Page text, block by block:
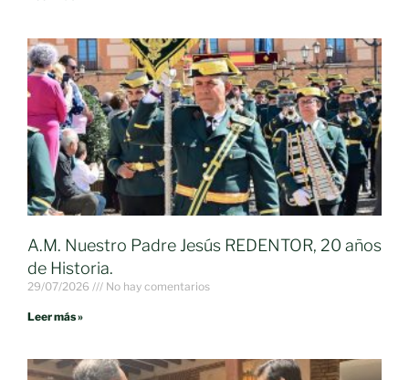
A.M. Nuestro Padre Jesús REDENTOR, 20 años
de Historia.
29/07/2026 No hay comentarios
Leer más »